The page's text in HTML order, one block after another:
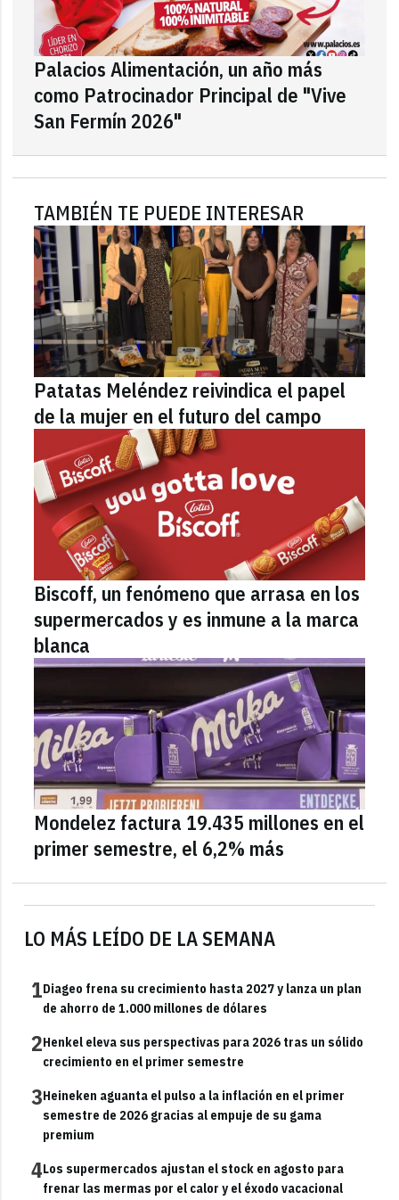
LO MÁS LEÍDO DE LA SEMANA
1Diageo frena su crecimiento hasta 2027 y lanza un plan
de ahorro de 1.000 millones de dólares
2Henkel eleva sus perspectivas para 2026 tras un sólido
crecimiento en el primer semestre
3Heineken aguanta el pulso a la inflación en el primer
semestre de 2026 gracias al empuje de su gama
premium
4Los supermercados ajustan el stock en agosto para
frenar las mermas por el calor y el éxodo vacacional
Palacios Alimentación, un año más
como Patrocinador Principal de "Vive
San Fermín 2026"
TAMBIÉN TE PUEDE INTERESAR
Patatas Meléndez reivindica el papel
de la mujer en el futuro del campo
Biscoff, un fenómeno que arrasa en los
supermercados y es inmune a la marca
blanca
Mondelez factura 19.435 millones en el
primer semestre, el 6,2% más